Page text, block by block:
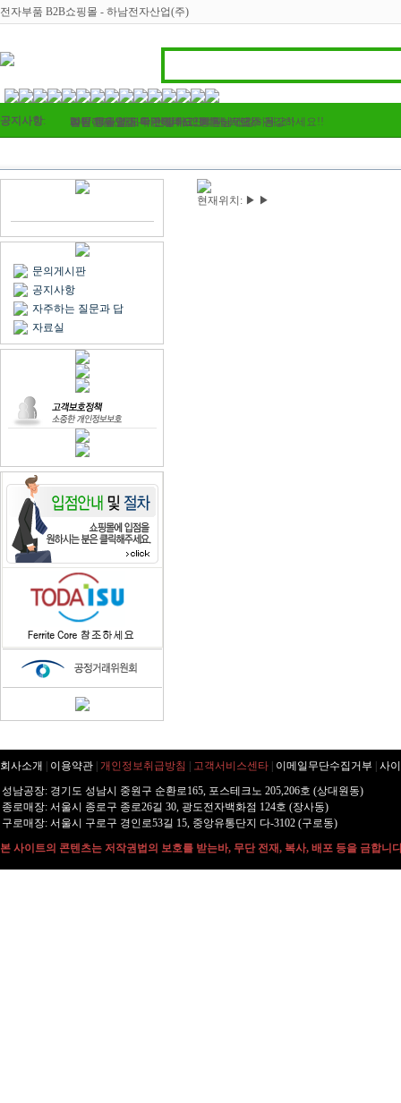
전자부품 B2B쇼핑몰 - 하남전자산업(주)
공지사항: 하남전자산업 - 라인필터, 인덕터, 트랜스 등..
2017 정유년 모두 건강하고 행복하세요
여름 휴가철이 다가왔네요? 회원님! 모두 건강하세요!!
벌써 11월 마지막주이네요..회원님 건강하세요!!
김민아님 입금 확인해주세요
문의게시판
공지사항
자주하는 질문과 답
자료실
현재위치: ▶ ▶
회사소개 이용약관 개인정보취급방침 고객서비스센타 이메일무단수집거부
사
성남공장: 경기도 성남시 중원구 순환로165, 포스테크노 205,206호 (상대원동)
종로매장: 서울시 종로구 종로26길 30, 광도전자백화점 124호 (장사동)
구로매장: 서울시 구로구 경인로53길 15, 중앙유통단지 다-3102 (구로동)
본 사이트의 콘텐츠는 저작권법의 보호를 받는바, 무단 전재, 복사, 배포 등을 금합니